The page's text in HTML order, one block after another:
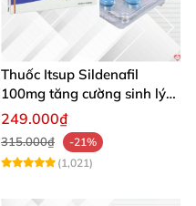
Thuốc Itsup Sildenafil
100mg tăng cường sinh lý
kéo dài thời gian cho nam
249.000₫
315.000₫
-21%
(1,021)